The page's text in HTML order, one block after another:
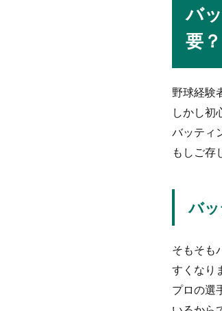
バ
要？
野球経験
しかし初
バッティ
もしご存
バ
そもそも
すくなり
プロの選